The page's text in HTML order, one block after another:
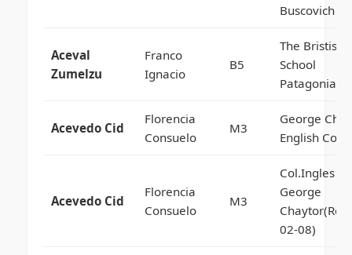
Buscovich
Aceval
Zumelzu
Franco
Ignacio
B5
The Bristish
School
Patagonia
Acevedo Cid
Florencia
Consuelo
M3
George
English
Acevedo Cid
Florencia
Consuelo
M3
Col.Ingles
George
02-08)